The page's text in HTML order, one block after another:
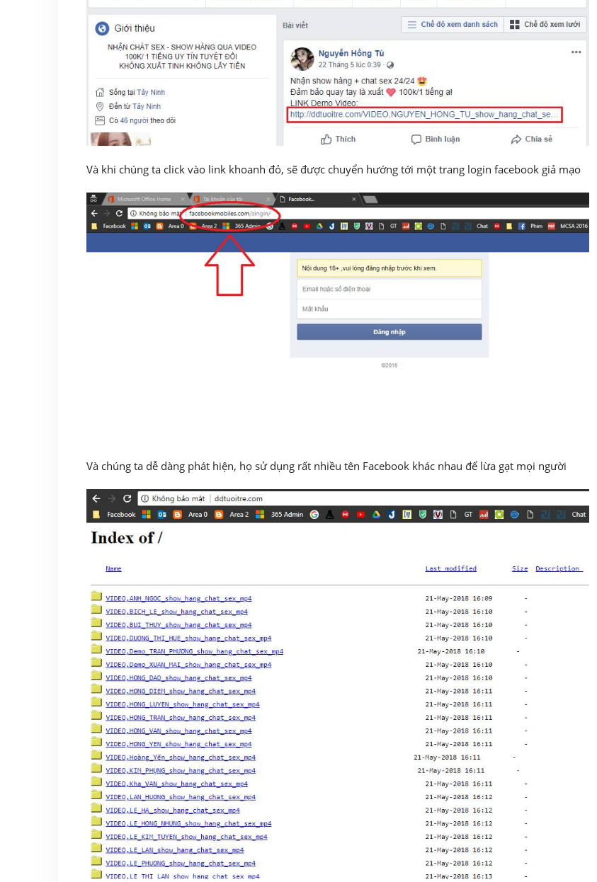
Và khi chúng ta click vào link khoanh đỏ, sẽ được chuyển hướng tới một trang login facebook giả mạo
Và chúng ta dễ dàng phát hiện, họ sử dụng rất nhiều tên Facebook khác nhau để lừa gạt mọi người